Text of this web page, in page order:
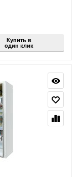
Купить в
один клик